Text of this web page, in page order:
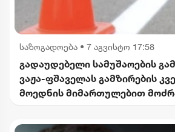
საზოგადოება • 7 აგვისტო 17:58
გადაუდებელი სამუშაოების
ვაჟა-ფშაველას გამზირების
მოედნის მიმართულებით